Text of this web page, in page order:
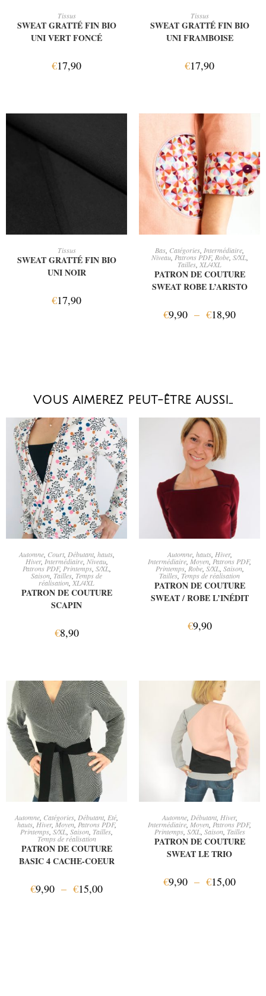
Tissus
SWEAT GRATTÉ FIN BIO
UNI VERT FONCÉ
€17,90
Tissus
SWEAT GRATTÉ FIN BIO
UNI FRAMBOISE
€17,90
Tissus
SWEAT GRATTÉ FIN BIO
UNI NOIR
€17,90
CHOIX DES OPTIONS
Bas Catégories Intermédiaire
Niveau, Patrons PDF, Robe, S/XL,
Tailles XL/4XL
PATRON DE COUTURE
SWEAT ROBE L’ARISTO
€9,90 – €18,90
VOUS AIMEREZ PEUT-ÊTRE AUSSI…
AJOUTER AU PANIER
Automne, Court, Débutant, hauts,
Hiver,Intermédiaire, Niveau,
Patrons PDF, Printemps, S/XL,
Saison Tailles Temps de
réalisation ,XL/4XL
PATRON DE COUTURE
SCAPIN
€8,90
CHOIX DES OPTIONS
Automne, hauts, Hiver,
Intermédiaire Moyen ,Patrons PDF,
Printemps,Robe, S/XL, Saison,
Tailles, Temps de réalisation
PATRON DE COUTURE
SWEAT / ROBE L’INÉDIT
€9,90
CHOIX DES OPTIONS
Automne Catégories Débutant Eté
hauts, Hiver, Moyen, Patrons PDF,
Printemps ,S/XL Saison Tailles
Temps de réalisation
PATRON DE COUTURE
BASIC 4 CACHE-COEUR
€9,90 – €15,00
CHOIX DES OPTIONS
Automne, Débutant, Hiver,
Intermédiaire, Moyen Patrons PDF,
Printemps,S/XL, Saison, Tailles
PATRON DE COUTURE
SWEAT LE TRIO
€9,90 – €15,00